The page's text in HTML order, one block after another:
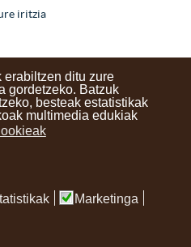
ditu zure
gordetzeko. Batzuk
besteak estatistikak
multimedia edukiak
Marketinga
iritzia